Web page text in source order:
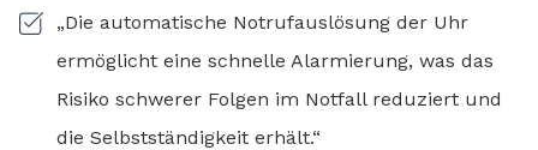
„Die automatische Notrufauslösung der Uhr
ermöglicht eine schnelle Alarmierung, was das
Risiko schwerer Folgen im Notfall reduziert und
die Selbstständigkeit erhält.“